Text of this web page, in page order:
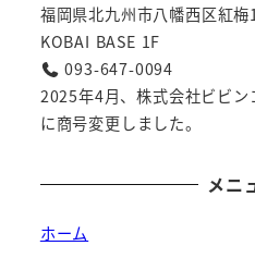
福岡県北九州市八幡西区紅
KOBAI BASE 1F
093-647-0094
2025年4月、株式会社ビビン
に商号変更しました。
メニ
ホーム